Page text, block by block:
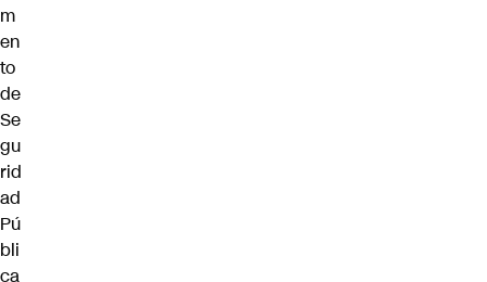
m
en
to
de
Se
gu
rid
ad
Pú
bli
ca